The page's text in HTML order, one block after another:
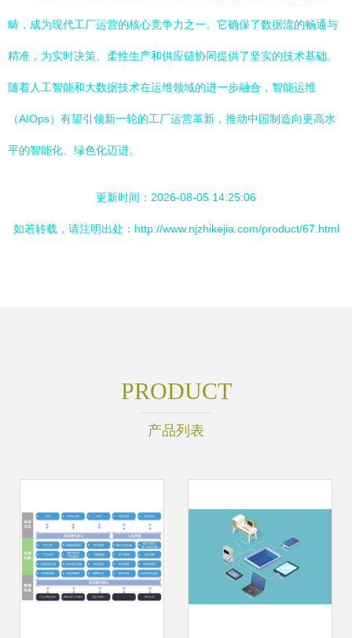
畴，成为现代工厂运营的核心竞争力之一。它确保了数据流的畅通与
精准，为实时决策、柔性生产和供应链协同提供了坚实的技术基础。
随着人工智能和大数据技术在运维领域的进一步融合，智能运维
（AIOps）有望引领新一轮的工厂运营革新，推动中国制造向更高水
平的智能化、绿色化迈进。
更新时间：2026-08-05 14:25:06
如若转载，请注明出处：http://www.njzhikejia.com/product/67.html
PRODUCT
产品列表